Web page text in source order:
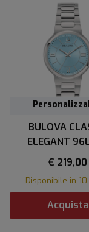
BULOVA
ELEGANT
€ 219,00
Disponibile in
Acquista